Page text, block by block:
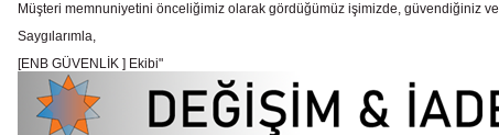
Müşteri memnuniyetini önceliğimiz olarak gördüğümüz işimizde, güvendiğiniz
Saygılarımla,
[ENB GÜVENLİK ] Ekibi"